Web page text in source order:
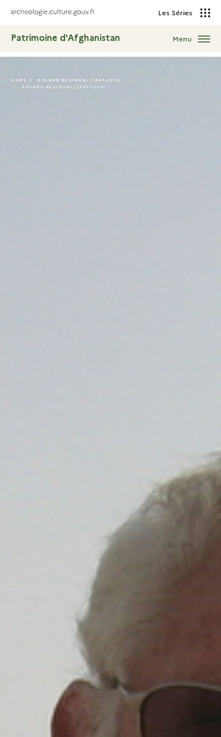
Les Séries
Patrimoine d'Afghanistan Menu
HOME
ROLAND BESENVAL (1947-2014)
ROLAND BESENVAL (1947-2014)